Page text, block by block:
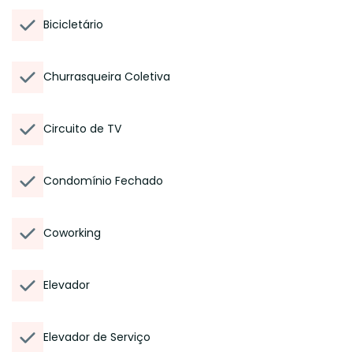
Bicicletário
Churrasqueira Coletiva
Circuito de TV
Condomínio Fechado
Coworking
Elevador
Elevador de Serviço